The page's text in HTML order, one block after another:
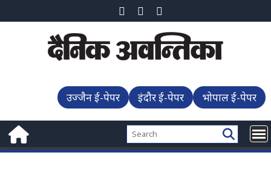
to
उज्जैन ई-पेपर इंदौर ई-पेपर भोपाल ई-पेपर